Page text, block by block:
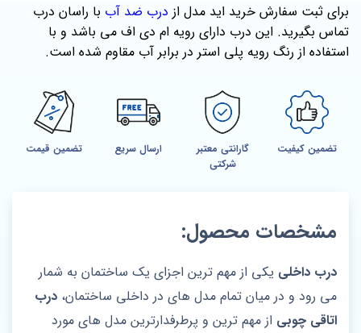
برای ثبت سفارش خرید اید مدل از درب ضد آب با راسان درب
تماس بگیرید. این درب دارای رویه ام دی اف می باشد و با
استفاده از رنگ رویه پلی استر در برابر آب مقاوم شده است.
تضمین کیفیت
گارانتی معتبر
شرکتی
ارسال سریع تضمین قیمت
مشخصات محصول:
درب داخلی یکی از مهم ترین اجزای یک ساختمان به شمار
می رود و در میان تمام مدل های در داخلی ساختمان، درب
اتاقی چوبی از مهم ترین و پرطرفدارترین مدل های مورد